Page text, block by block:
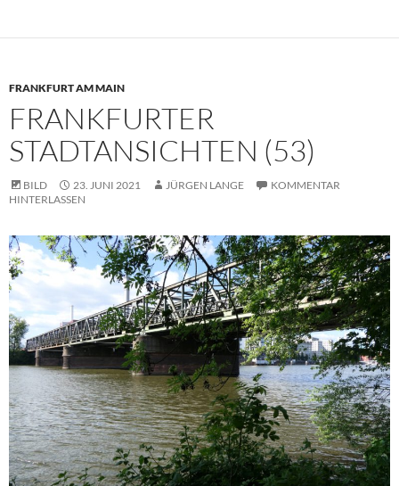
FRANKFURT AM MAIN
FRANKFURTER
STADTANSICHTEN (53)
BILD 23. JUNI 2021 JÜRGEN LANGE
KOMMENTAR
HINTERLASSEN